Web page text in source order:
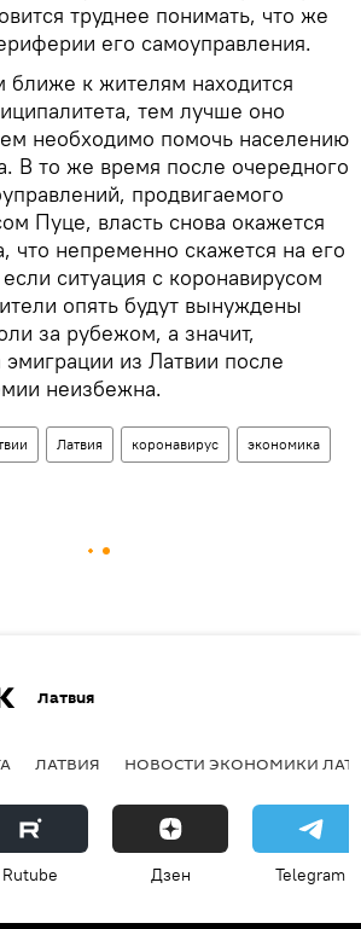
труднее понимать, что же
его самоуправления.
ближе к жителям находится
тем лучше оно
необходимо помочь населению
В то же время после очередного
продвигаемого
Пуце, власть снова окажется
что непременно скажется на его
ситуация с коронавирусом
опять будут вынуждены
за рубежом, а значит,
из Латвии после
неизбежна.
Латвия коронавирус экономика
Латвия
ЛАТВИЯ НОВОСТИ ЭКОНОМИКИ
Rutube Дзен Telegram